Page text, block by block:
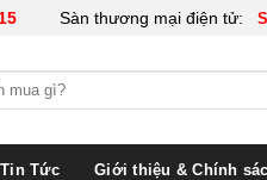
Sàn thương mại điện tử:
Tin Tức Giới thiệu & Chính